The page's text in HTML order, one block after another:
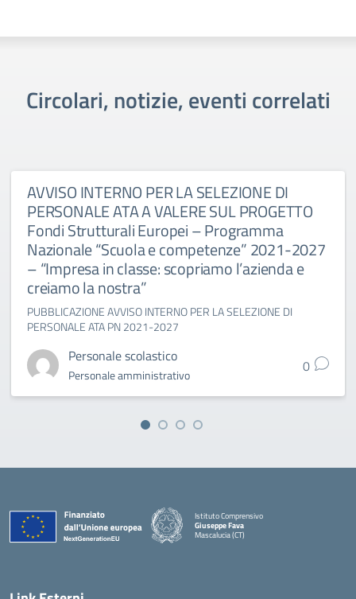
Circolari, notizie, eventi correlati
AVVISO INTERNO PER LA SELEZIONE DI
PERSONALE ATA A VALERE SUL PROGETTO
Fondi Strutturali Europei – Programma
Nazionale “Scuola e competenze” 2021-2027
– “Impresa in classe: scopriamo l’azienda e
creiamo la nostra”
PUBBLICAZIONE AVVISO INTERNO PER LA SELEZIONE DI
PERSONALE ATA PN 2021-2027
Personale scolastico
Personale amministrativo 0
Istituto Comprensivo
Giuseppe Fava
Mascalucia (CT)